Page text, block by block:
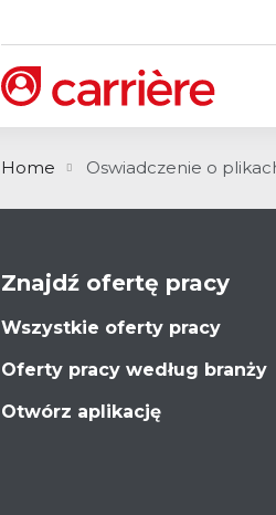
Home Oswiadczenie o
Znajdź ofertę pracy
Wszystkie oferty pracy
Oferty pracy według branży
Otwórz aplikację